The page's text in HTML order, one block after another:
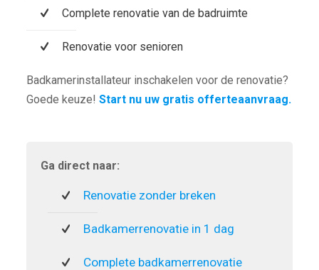
Complete renovatie van de badruimte
Renovatie voor senioren
Badkamerinstallateur inschakelen voor de renovatie?
Goede keuze! Start nu uw gratis offerteaanvraag.
Ga direct naar:
Renovatie zonder breken
Badkamerrenovatie in 1 dag
Complete badkamerrenovatie